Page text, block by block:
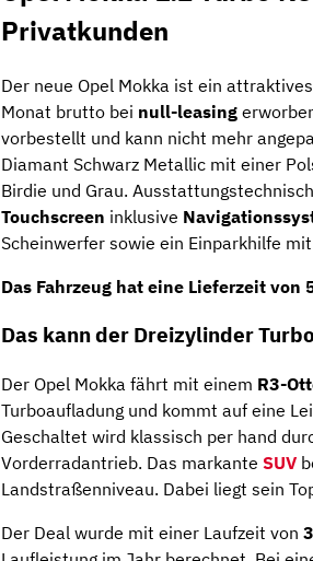
Privatkunden
Der neue Opel Mokka ist ein
Monat brutto bei null-leasing
vorbestellt und kann nicht mehr
Diamant Schwarz Metallic mit einer
Birdie und Grau.
Touchscreen inklusive
Scheinwerfer sowie ein Einparkhilfe mit
Das Fahrzeug hat eine Lieferzeit von
Das kann der Dreizylinder
Der Opel Mokka fährt mit einem R3-
Turboaufladung und kommt auf eine
Geschaltet wird klassisch per hand
Vorderradantrieb. Das markante SUV
Landstraßenniveau. Dabei liegt sein
Der Deal wurde mit einer Laufzeit von